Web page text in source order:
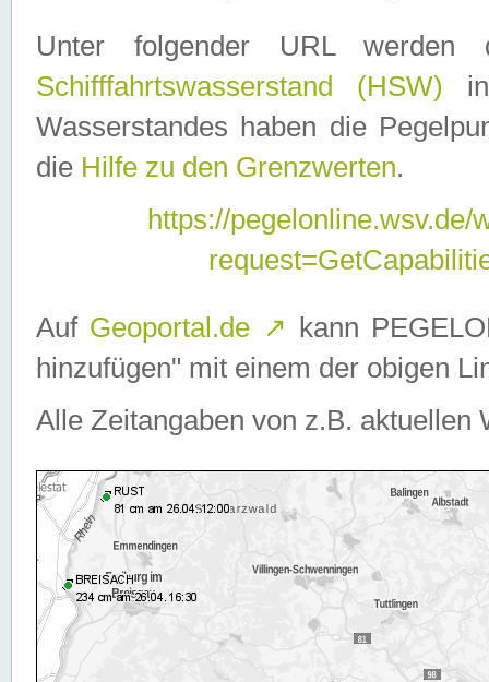
Unter folgender URL
Schifffahrtswasserstand (HSW)
Wasserstandes haben die
die Hilfe zu den Grenzwerten.
https://
Auf Geoportal.de ↗ kann
hinzufügen" mit einem der obigen
Alle Zeitangaben von z.B. aktuellen